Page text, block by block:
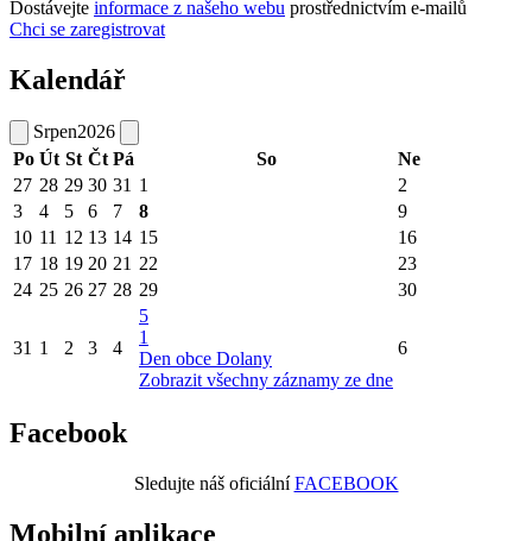
Dostávejte informace z našeho webu prostřednictvím e-mailů
Chci se zaregistrovat
Kalendář
Srpen2026
Po Út St Čt Pá So
Ne
27 28 29 30 31 1
2
3
4 5 6 7 8
9
10 11 12 13 14 15
16
17 18 19 20 21 22
23
24 25 26 27 28 29 30
31 1 2 3 4
5
1
Den obce Dolany
Zobrazit všechny záznamy ze dne
6
Facebook
Sledujte náš oficiálníFACEBOOK
Mobilní aplikace